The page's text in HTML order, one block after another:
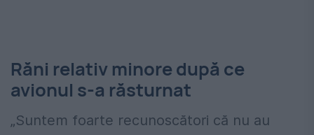
Răni relativ minore după ce
avionul s-a răsturnat
„Suntem foarte recunoscători că nu au